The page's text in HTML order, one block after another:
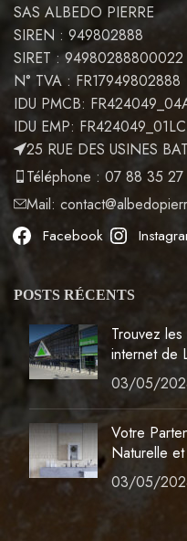
SAS ALBEDO PIERRE
SIREN : 949802888
SIRET : 94980288800022
N° TVA : FR17949802888
IDU PMCB:
IDU EMP:
25 RUE DES USINES
Téléphone : 07 88 35 27
Mail:
Facebook
POSTS RÉCENTS
Trouvez
internet de
03/05/
Votre
Naturelle
03/05/